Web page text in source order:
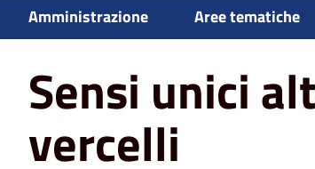
Amministrazione Aree tematiche
Home News Sensi unici alternati a
Sensi unici
vercelli